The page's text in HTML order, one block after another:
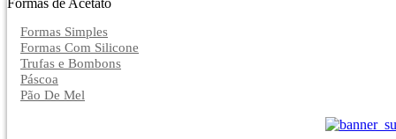
Formas de Acetato
Formas Simples
Formas Com Silicone
Trufas e Bombons
Páscoa
Pão De Mel